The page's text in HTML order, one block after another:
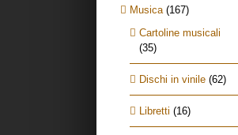
Musica (167)
Cartoline musicali
(35)
Dischi in vinile (62)
Libretti (16)